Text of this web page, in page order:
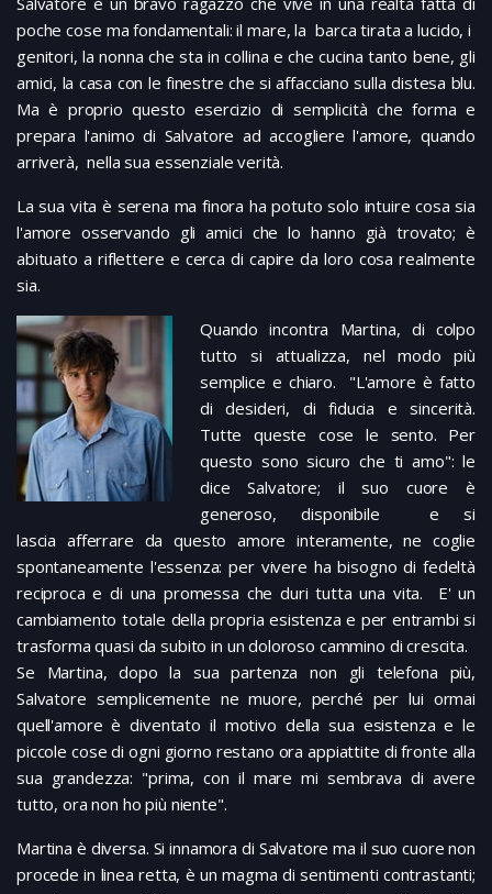
poche cose ma fondamentali: il mare, la barca tirata a lucido, i
genitori, la nonna che sta in collina e che cucina tanto bene, gli
amici, la casa con le finestre che si affacciano sulla distesa blu.
Ma è proprio questo esercizio di semplicità che forma e
prepara l'animo di Salvatore ad accogliere l'amore, quando
arriverà, nella sua essenziale verità.
La sua vita è serena ma finora ha potuto solo intuire cosa sia
l'amore osservando gli amici che lo hanno già trovato; è
abituato a riflettere e cerca di capire da loro cosa realmente
sia.
Quando incontra Martina, di colpo
tutto si attualizza, nel modo più
semplice e chiaro. "L'amore è fatto
di desideri, di fiducia e sincerità.
Tutte queste cose le sento. Per
questo sono sicuro che ti amo": le
dice Salvatore; il suo cuore è
generoso, disponibile e si
lascia afferrare da questo amore interamente, ne coglie
spontaneamente l'essenza: per vivere ha bisogno di fedeltà
reciproca e di una promessa che duri tutta una vita. E' un
cambiamento totale della propria esistenza e per entrambi si
trasforma quasi da subito in un doloroso cammino di crescita.
Se Martina, dopo la sua partenza non gli telefona più,
Salvatore semplicemente ne muore, perché per lui ormai
quell'amore è diventato il motivo della sua esistenza e le
piccole cose di ogni giorno restano ora appiattite di fronte alla
sua grandezza: "prima, con il mare mi sembrava di avere
tutto, ora non ho più niente".
Martina è diversa. Si innamora di Salvatore ma il suo cuore non
procede in linea retta, è un magma di sentimenti contrastanti;